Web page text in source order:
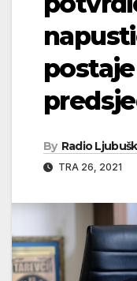
postaje
By Radio
TRA 26, 2021